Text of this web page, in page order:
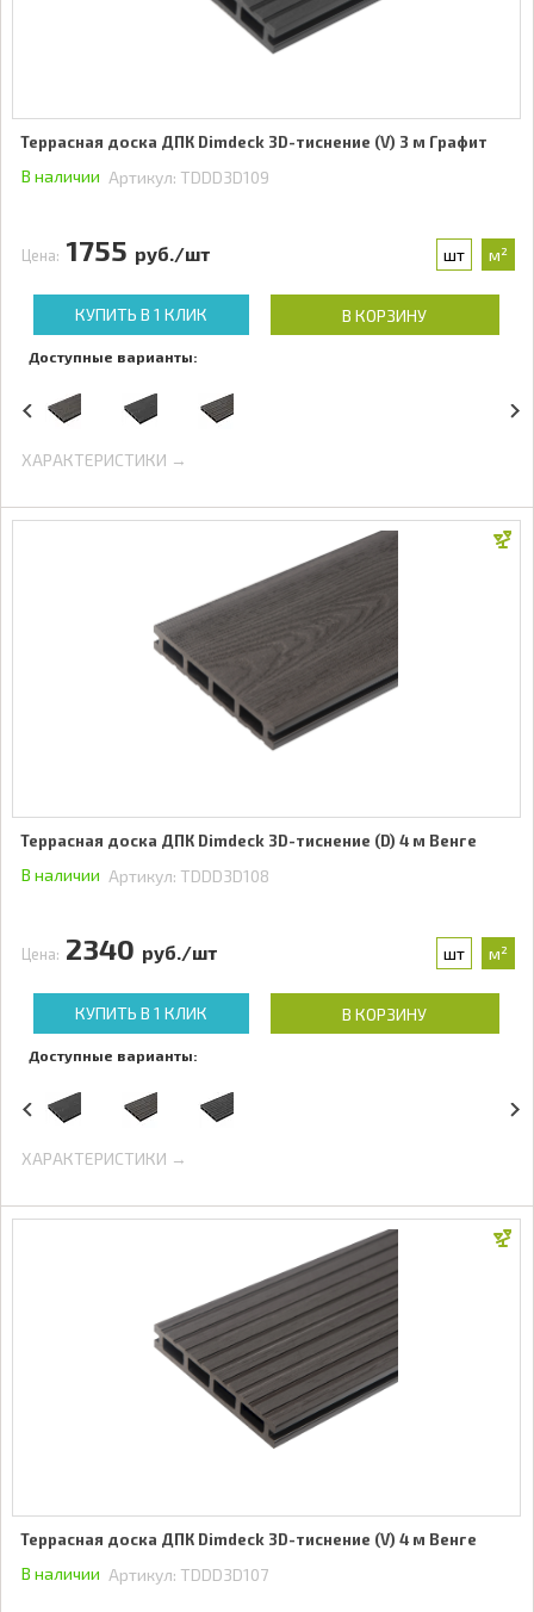
Террасная доска ДПК Dimdeck 3D-тиснение (V) 3 м Графит
В наличии Артикул: TDDD3D109
Цена: 1755 руб./шт шт м²
КУПИТЬ В 1 КЛИК В КОРЗИНУ
Доступные варианты:
ХАРАКТЕРИСТИКИ →
Террасная доска ДПК Dimdeck 3D-тиснение (D) 4 м Венге
В наличии Артикул: TDDD3D108
Цена: 2340 руб./шт шт м²
КУПИТЬ В 1 КЛИК В КОРЗИНУ
Доступные варианты:
ХАРАКТЕРИСТИКИ →
Террасная доска ДПК Dimdeck 3D-тиснение (V) 4 м Венге
В наличии Артикул: TDDD3D107